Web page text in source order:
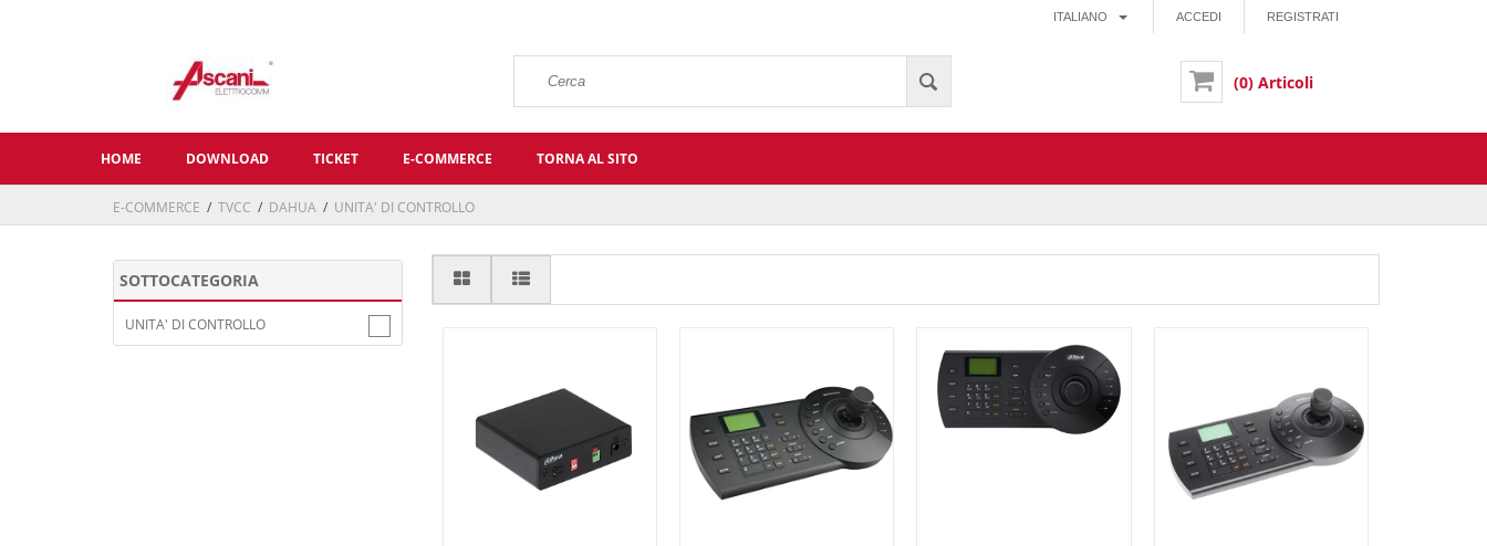
ACCEDI REGISTRATI
ITALIANO
(0) Articoli
HOME DOWNLOAD TICKET E-COMMERCE TORNA AL SITO
E-COMMERCE / TVCC / DAHUA / UNITA' DI CONTROLLO
SOTTOCATEGORIA
UNITA' DI CONTROLLO